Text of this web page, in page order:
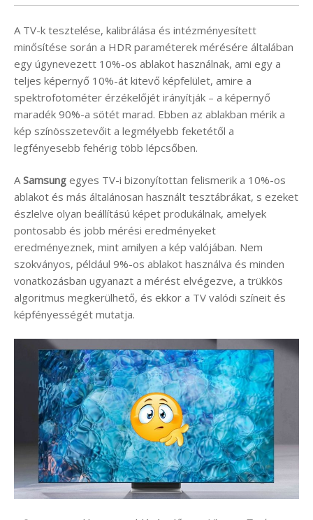
A TV-k tesztelése, kalibrálása és intézményesített
minősítése során a HDR paraméterek mérésére általában
egy úgynevezett 10%-os ablakot használnak, ami egy a
teljes képernyő 10%-át kitevő képfelület, amire a
spektrofotométer érzékelőjét irányítják – a képernyő
maradék 90%-a sötét marad. Ebben az ablakban mérik a
kép színösszetevőit a legmélyebb feketétől a
legfényesebb fehérig több lépcsőben.
ASamsung egyes TV-i bizonyítottan felismerik a 10%-os
ablakot és más általánosan használt tesztábrákat, s ezeket
észlelve olyan beállítású képet produkálnak, amelyek
pontosabb és jobb mérési eredményeket
eredményeznek, mint amilyen a kép valójában. Nem
szokványos, például 9%-os ablakot használva és minden
vonatkozásban ugyanazt a mérést elvégezve, a trükkös
algoritmus megkerülhető, és ekkor a TV valódi színeit és
képfényességét mutatja.